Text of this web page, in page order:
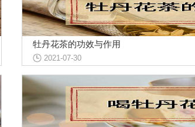
牡丹花茶的功效与作用
2021-07-30